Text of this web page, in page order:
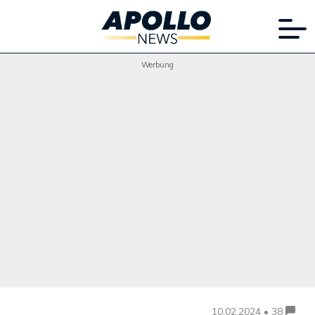
Werbung
10.02.2024 • 38